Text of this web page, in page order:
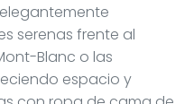
serenas frente al
Blanc o las
espacio y